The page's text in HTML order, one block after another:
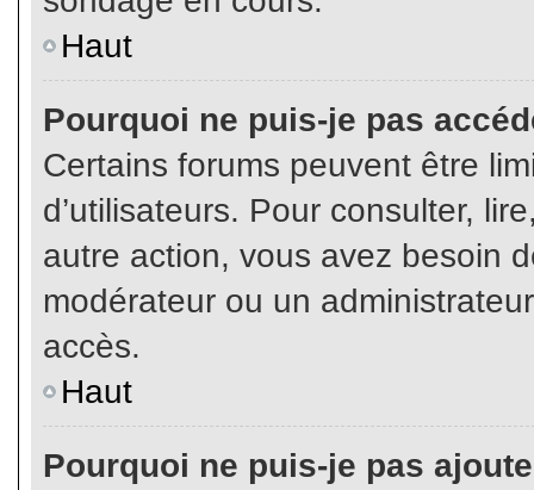
Haut
Pourquoi ne puis-je pas
Certains forums peuvent être
d’utilisateurs. Pour consulter,
autre action, vous avez besoin
modérateur ou un
accès.
Haut
Pourquoi ne puis-je pas